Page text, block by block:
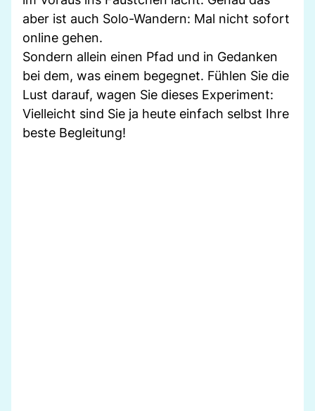
aber ist auch Solo-Wandern: Mal nicht sofort
online gehen.
Sondern allein einen Pfad und in Gedanken
bei dem, was einem begegnet. Fühlen Sie die
Lust darauf, wagen Sie dieses Experiment:
Vielleicht sind Sie ja heute einfach selbst Ihre
beste Begleitung!